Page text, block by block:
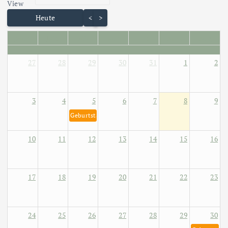
View
Heute
< >
27 28 29 30 31 1 2
3 4 5
Geburtstag von Helene Fischer 5. August 1984
6 7 8 9
10 11 12 13 14 15 16
17 18 19 20 21 22 23
24 25 26 27 28 29 30